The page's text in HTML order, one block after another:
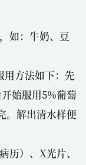
如：牛奶、豆
用方法如下：先
始服用5%葡萄
。解出清水样便
历）、X光片、